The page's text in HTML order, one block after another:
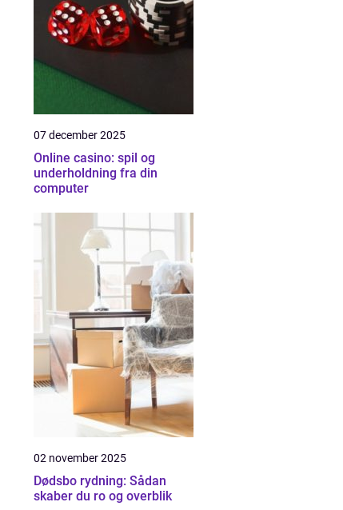
07 december 2025
Online casino: spil og
underholdning fra din
computer
02 november 2025
Dødsbo rydning: Sådan
skaber du ro og overblik